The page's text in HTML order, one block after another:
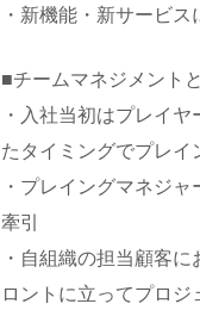
・新機能・新サービ
■チームマネジメント
・入社当初はプレイ
たタイミングでプレ
・プレイングマネジ
牽引
・自組織の担当顧客
ロントに立ってプロジ